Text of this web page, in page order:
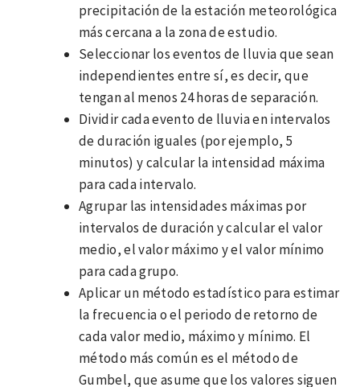
precipitación de la estación meteorológica
más cercana a la zona de estudio.
Seleccionar los eventos de lluvia que sean
independientes entre sí, es decir, que
tengan al menos 24 horas de separación.
Dividir cada evento de lluvia en intervalos
de duración iguales (por ejemplo, 5
minutos) y calcular la intensidad máxima
para cada intervalo.
Agrupar las intensidades máximas por
intervalos de duración y calcular el valor
medio, el valor máximo y el valor mínimo
para cada grupo.
Aplicar un método estadístico para estimar
la frecuencia o el periodo de retorno de
cada valor medio, máximo y mínimo. El
método más común es el método de
Gumbel, que asume que los valores siguen